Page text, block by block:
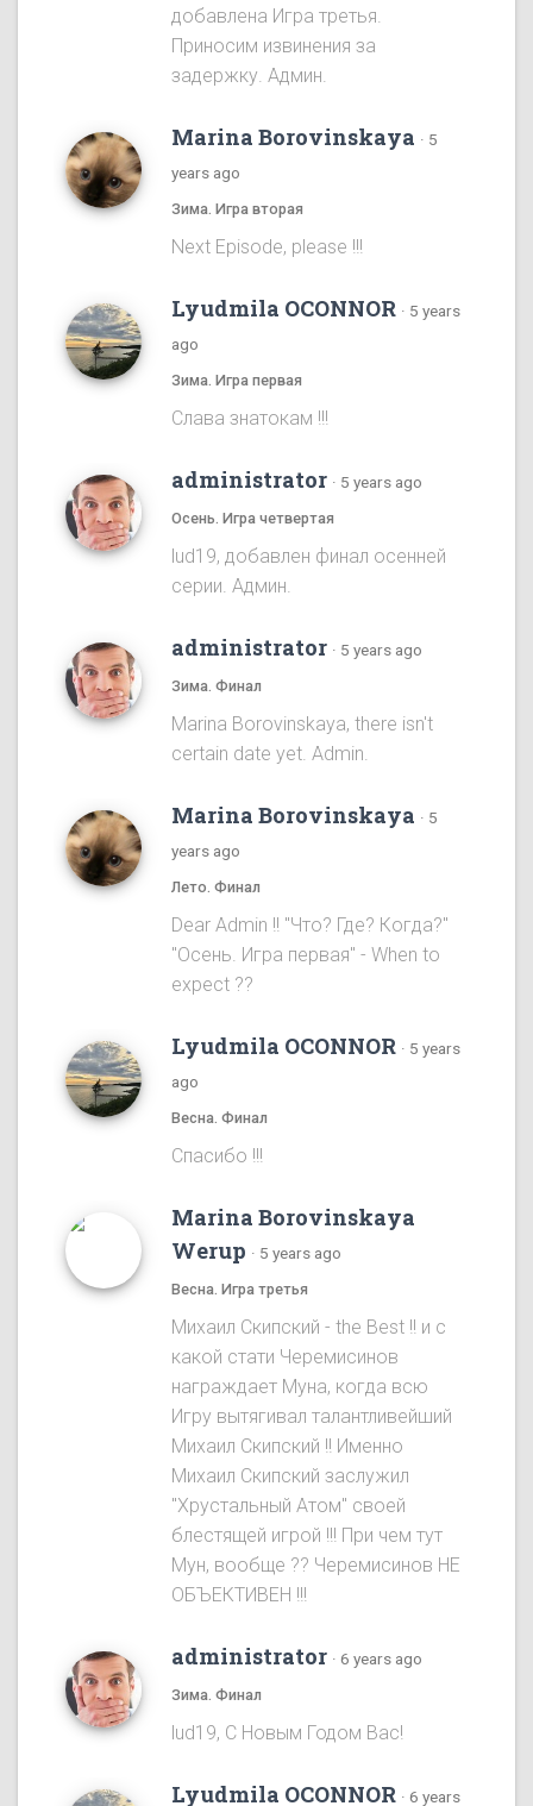
добавлена Игра третья.
Приносим извинения за
задержку. Админ.
Marina Borovinskaya · 5
years ago
Зима. Игра вторая
Next Episode, please !!!
Lyudmila OCONNOR · 5 years
ago
Зима. Игра первая
Cлава знатокам !!!
administrator · 5 years ago
Осень. Игра четвертая
lud19, добавлен финал осенней
серии. Админ.
administrator · 5 years ago
Зима. Финал
Marina Borovinskaya, there isn't
certain date yet. Admin.
Marina Borovinskaya · 5
years ago
Лето. Финал
Dear Admin !! "Что? Где? Когда?"
"Осень. Игра первая" - When to
expect ??
Lyudmila OCONNOR · 5 years
ago
Весна. Финал
Спасибо !!!
Marina Borovinskaya
Werup · 5 years ago
Весна. Игра третья
Михаил Скипский - the Best !! и с
какой стати Черемисинов
награждает Муна, когда всю
Игру вытягивал талантливейший
Михаил Скипский !! Именно
Михаил Скипский заслужил
"Хрустальный Атом" своей
блестящей игрой !!! При чем тут
Мун, вообще ?? Черемисинoв НЕ
ОБЪЕКТИВЕН !!!
administrator · 6 years ago
Зима. Финал
lud19, С Новым Годом Вас!
Lyudmila OCONNOR · 6 years